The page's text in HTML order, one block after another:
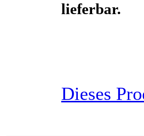
lieferbar.
Dieses